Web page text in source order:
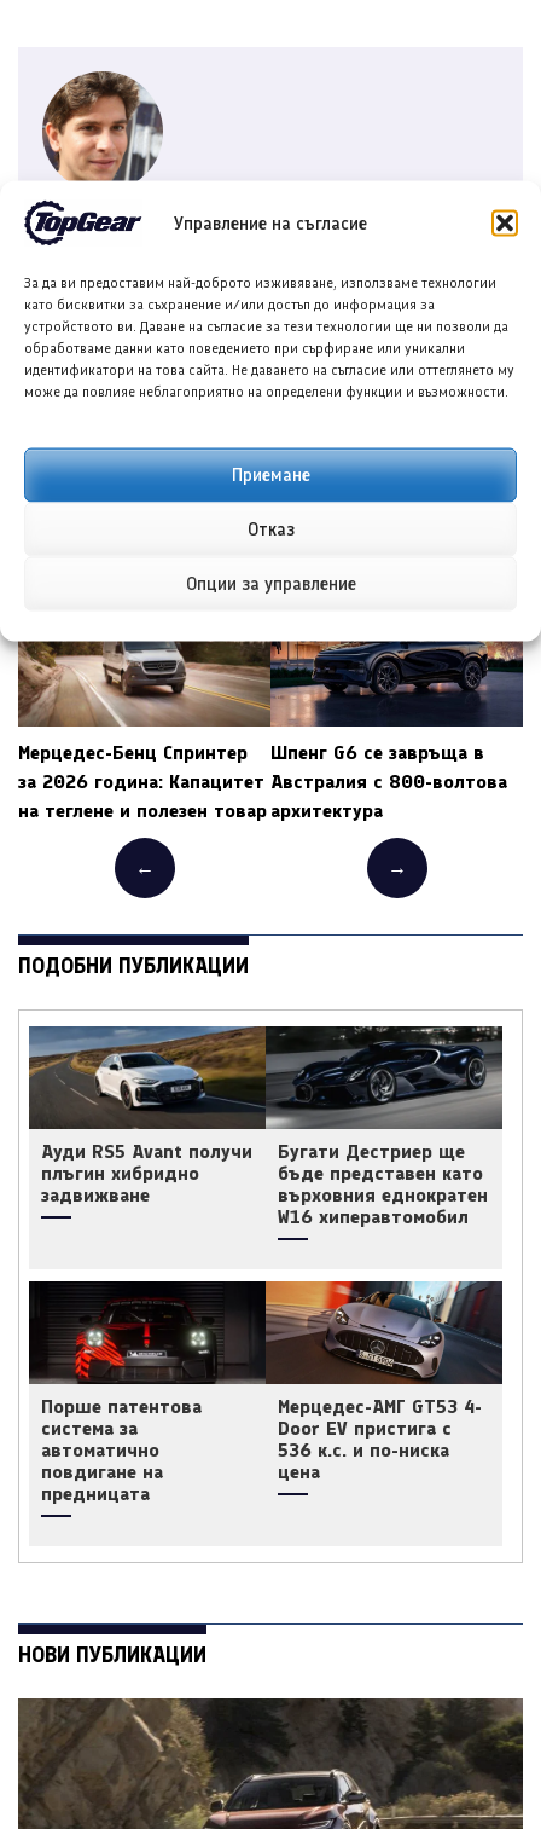
Управление на съгласие
За да ви предоставим най-доброто изживяване, използваме технологии
като бисквитки за съхранение и/или достъп до информация за
устройството ви. Даване на съгласие за тези технологии ще ни позволи да
обработваме данни като поведението при сърфиране или уникални
идентификатори на това сайта. Не даването на съгласие или оттеглянето му
може да повлияе неблагоприятно на определени функции и възможности.
Приемане
Отказ
Опции за управление
Георги Василев
TopGear.bg, където ежедневно представя най-
новото от све...
ПРЕДИШНА/СЛЕДВАЩА
Мерцедес-Бенц Спринтер
за 2026 година: Капацитет
на теглене и полезен товар
←
Шпенг G6 се завръща в
Австралия с 800-волтова
архитектура
→
ПОДОБНИ ПУБЛИКАЦИИ
Ауди RS5 Avant получи
плъгин хибридно
задвижване
Бугати Дестриер ще
бъде представен като
върховния еднократен
W16 хиперавтомобил
Порше патентова
система за
автоматично
повдигане на
предницата
Мерцедес-АМГ GT53 4-
Door EV пристига с
536 к.с. и по-ниска
цена
НОВИ ПУБЛИКАЦИИ